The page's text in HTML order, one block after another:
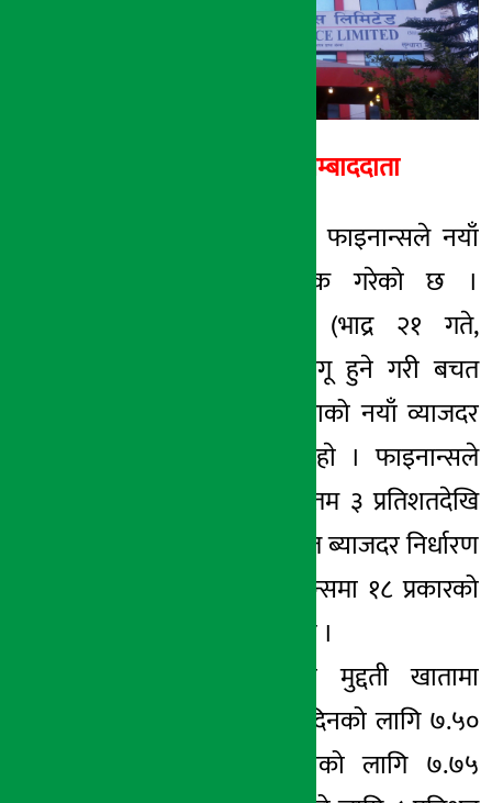
अर्थ सरोकार सम्बाददाता
काठमाडौं । पाेखरा फाइनान्सले नयाँ
व्याजदर सार्वजनिक गरेको छ ।
फाइनान्सले आज (भाद्र २१ गते,
आइतबार) बाट लागू हुने गरी बचत
खाता र मुद्दती खाताको नयाँ व्याजदर
सार्वजनिक गरेकाे हाे । फाइनान्सले
बचत खातामा न्युनतम ३ प्रतिशतदेखि
अधिकतम ५ प्रतिशत ब्याजदर निर्धारण
गरेको छ । फाइनान्समा १८ प्रकारको
बचत खाता रहेको छ ।
यस्तै, फाइनान्सको मुद्दती खातामा
व्यक्तिगत तर्फ ९० दिनको लागि ७.५०
प्रतिशत, १८० दिनको लागि ७.७५